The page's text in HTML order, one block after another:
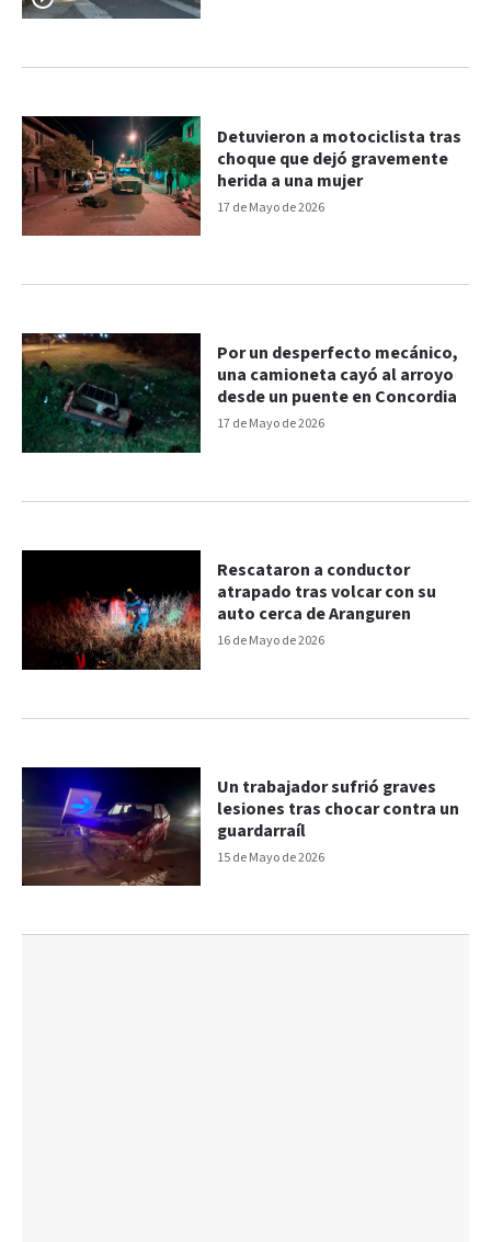
17 de Mayo de 2026
Detuvieron a motociclista tras
choque que dejó gravemente
herida a una mujer
17 de Mayo de 2026
Por un desperfecto mecánico,
una camioneta cayó al arroyo
desde un puente en Concordia
16 de Mayo de 2026
Rescataron a conductor
atrapado tras volcar con su
auto cerca de Aranguren
15 de Mayo de 2026
Un trabajador sufrió graves
lesiones tras chocar contra un
guardarraíl